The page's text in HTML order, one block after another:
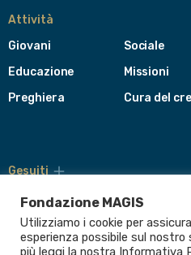
Attività
Giovani
Educazione
Preghiera
Sociale
Missioni
Cura del
Gesuiti
di
navigazione
del
footer
Compagnia di Gesù
Fondazione MAGIS
Utilizziamo i cookie per
esperienza possibile sul nostro
più leggi la nostra Informativa